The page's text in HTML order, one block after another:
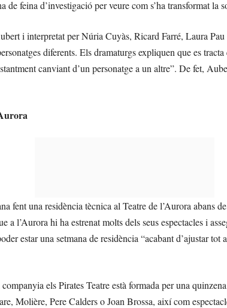
de feina d’investigació per veure com s’ha transformat la
i interpretat per Núria Cuyàs, Ricard Farré, Laura
diferents. Els dramaturgs expliquen que es
canviant d’un personatge a un altre”. De fet,
fent una residència tècnica al Teatre de l’Aurora abans
a l’Aurora hi ha estrenat molts dels seus espectacles i
estar una setmana de residència “acabant d’ajustar tot
els Pirates Teatre està formada per una
Molière, Pere Calders o Joan Brossa, així com